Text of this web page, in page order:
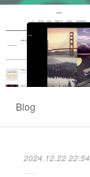
Blog
2024.12.22 22:54